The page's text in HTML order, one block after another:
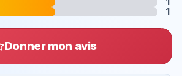
1
Donner mon avis